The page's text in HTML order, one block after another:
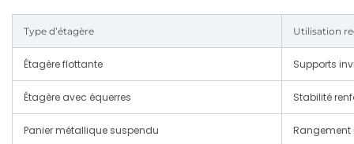
Type d’étagère Utilisation
Étagère flottante Supports
Étagère avec équerres Stabilité
Panier métallique suspendu Rangement